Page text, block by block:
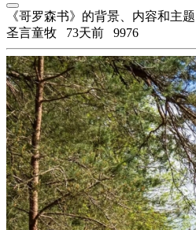
《哥罗森书》的背景、内容和主题
圣言童牧 73天前 9976